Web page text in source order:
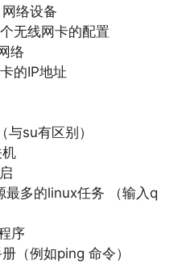
络设备
无线网卡的配置
络
的IP地址
su有区别）
多的linux任务 （输入q
序
（例如ping 命令）